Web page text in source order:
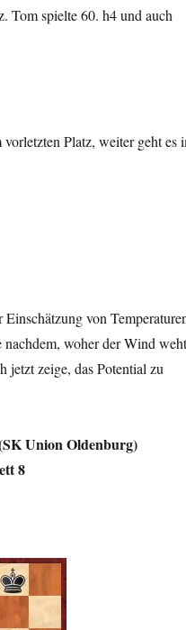
Tom spielte 60. h4 und auch
Platz, weiter geht es
von
nachdem, woher der Wind
jetzt zeige, das Potential zu
Union Oldenburg)
8